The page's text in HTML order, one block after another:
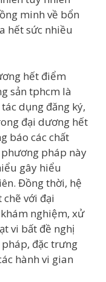
minh về bổn
hết sức nhiều
hết điểm
sản tphcm là
dụng đăng ký,
đại dương hết
báo các chất
pháp này
gây hiểu
Đồng thời, hệ
chẽ với đại
nghiệm, xử
vi bất đề nghị
đặc trưng
hành vi gian